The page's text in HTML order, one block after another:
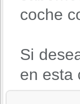
coche
Si
en esta